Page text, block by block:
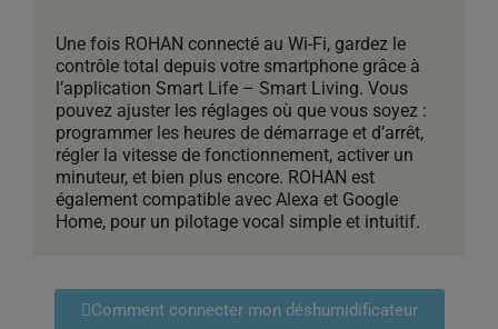
Une fois ROHAN connecté au Wi-Fi, gardez le
contrôle total depuis votre smartphone grâce à
l’application Smart Life – Smart Living. Vous
pouvez ajuster les réglages où que vous soyez :
programmer les heures de démarrage et d’arrêt,
régler la vitesse de fonctionnement, activer un
minuteur, et bien plus encore. ROHAN est
également compatible avec Alexa et Google
Home, pour un pilotage vocal simple et intuitif.
Comment connecter mon déshumidificateur